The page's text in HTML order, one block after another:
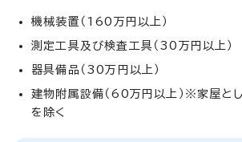
機械装置（160万円以上）
測定工具及び検査工具（30万円以上）
器具備品（30万円以上）
建物附属設備（60万円以上）※家屋と
を除く